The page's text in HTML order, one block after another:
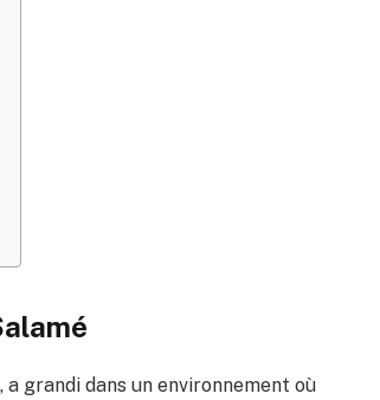
grandi dans un environnement où